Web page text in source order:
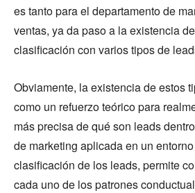
es tanto para el departamento de
ventas, ya da paso a la existencia
clasificación con varios tipos de
Obviamente, la existencia de estos
como un refuerzo teórico para
más precisa de qué son leads
de marketing aplicada en un
clasificación de los leads, permite
cada uno de los patrones